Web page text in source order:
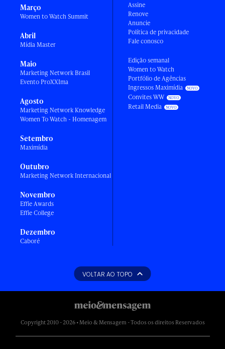
Março
Women to Watch Summit
Abril
Mídia Master
Maio
Marketing Network Brasil
Evento ProXXIma
Agosto
Marketing Network Knowledge
Women To Watch - Homenagem
Setembro
Maximídia
Outubro
Marketing Network Internacional
Novembro
Effie Awards
Effie College
Dezembro
Caboré
Assine
Renove
Anuncie
Política de privacidade
Fale conosco
Edição semanal
Women to Watch
Portfólio de Agências
Ingressos Maximídia
Convites WW
Retail Media
VOLTAR AO TOPO
Copyright 2010 - 2026 • Meio & Mensagem - Todos os direitos Reservados